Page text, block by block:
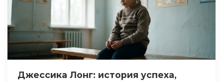
Джессика Лонг: история успеха,